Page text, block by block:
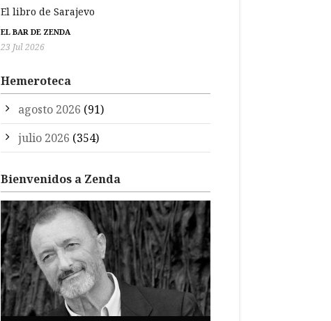
El libro de Sarajevo
EL BAR DE ZENDA
23 Jul 2026
Hemeroteca
agosto 2026 (91)
julio 2026 (354)
Bienvenidos a Zenda